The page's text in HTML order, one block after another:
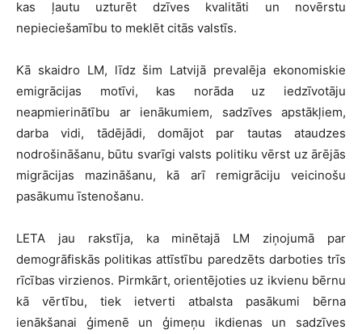
kas ļautu uzturēt dzīves kvalitāti un novērstu
nepieciešamību to meklēt citās valstīs.
Kā skaidro LM, līdz šim Latvijā prevalēja ekonomiskie
emigrācijas motīvi, kas norāda uz iedzīvotāju
neapmierinātību ar ienākumiem, sadzīves apstākļiem,
darba vidi, tādējādi, domājot par tautas ataudzes
nodrošināšanu, būtu svarīgi valsts politiku vērst uz ārējās
migrācijas mazināšanu, kā arī remigrāciju veicinošu
pasākumu īstenošanu.
LETA jau rakstīja, ka minētajā LM ziņojumā par
demogrāfiskās politikas attīstību paredzēts darboties trīs
rīcības virzienos. Pirmkārt, orientējoties uz ikvienu bērnu
kā vērtību, tiek ietverti atbalsta pasākumi bērna
ienākšanai ģimenē un ģimeņu ikdienas un sadzīves